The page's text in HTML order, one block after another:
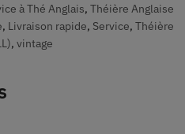
à Thé Anglais, Théière Anglaise
, Livraison rapide, Service, Théière
, vintage